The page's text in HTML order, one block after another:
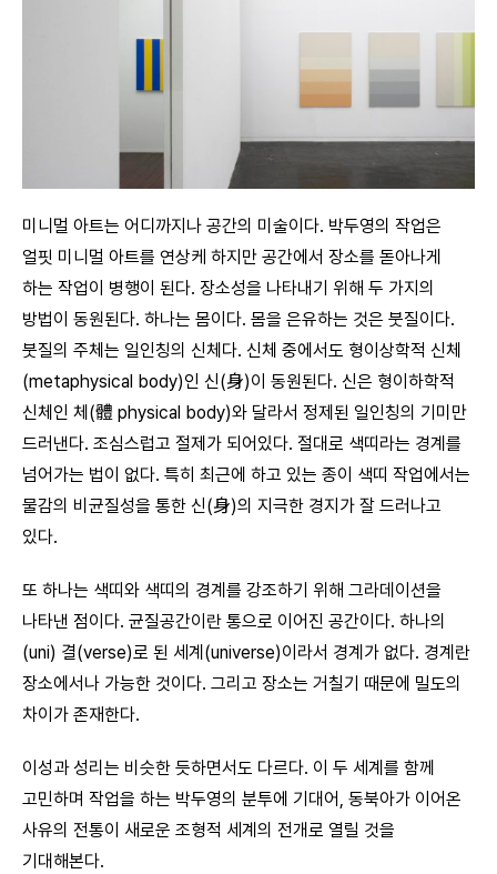
미니멀 아트는 어디까지나 공간의 미술이다. 박두영의 작업은
얼핏 미니멀 아트를 연상케 하지만 공간에서 장소를 돋아나게
하는 작업이 병행이 된다. 장소성을 나타내기 위해 두 가지의
방법이 동원된다. 하나는 몸이다. 몸을 은유하는 것은 붓질이다.
붓질의 주체는 일인칭의 신체다. 신체 중에서도 형이상학적 신체
(metaphysical body)인 신(身)이 동원된다. 신은 형이하학적
신체인 체(體 physical body)와 달라서 정제된 일인칭의 기미만
드러낸다. 조심스럽고 절제가 되어있다. 절대로 색띠라는 경계를
넘어가는 법이 없다. 특히 최근에 하고 있는 종이 색띠 작업에서는
물감의 비균질성을 통한 신(身)의 지극한 경지가 잘 드러나고
있다.
또 하나는 색띠와 색띠의 경계를 강조하기 위해 그라데이션을
나타낸 점이다. 균질공간이란 통으로 이어진 공간이다. 하나의
(uni) 결(verse)로 된 세계(universe)이라서 경계가 없다. 경계란
장소에서나 가능한 것이다. 그리고 장소는 거칠기 때문에 밀도의
차이가 존재한다.
이성과 성리는 비슷한 듯하면서도 다르다. 이 두 세계를 함께
고민하며 작업을 하는 박두영의 분투에 기대어, 동북아가 이어온
사유의 전통이 새로운 조형적 세계의 전개로 열릴 것을
기대해본다.